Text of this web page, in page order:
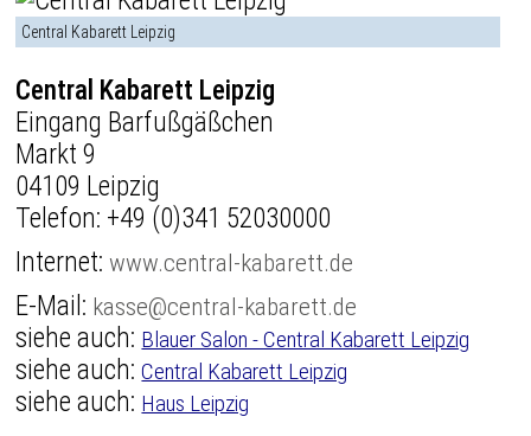
Central Kabarett Leipzig
Central Kabarett Leipzig
Eingang Barfußgäßchen
Markt 9
04109 Leipzig
Telefon: +49 (0)341 52030000
Internet:www.central-kabarett.de
E-Mail: kasse@central-kabarett.de
siehe auch: Blauer Salon - Central Kabarett Leipzig
siehe auch:Central Kabarett Leipzig
siehe auch: Haus Leipzig